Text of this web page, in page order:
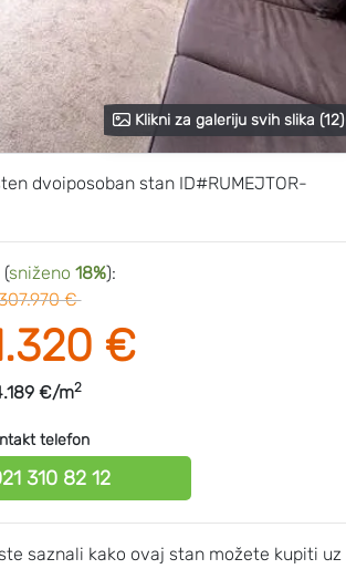
Klikni za galeriju svih slika (12)
dvoiposoban stan ID#RUMEJTOR-
sniženo 18%):
€
€
€/m2
telefon
310 82 12
saznali kako ovaj stan možete kupiti uz